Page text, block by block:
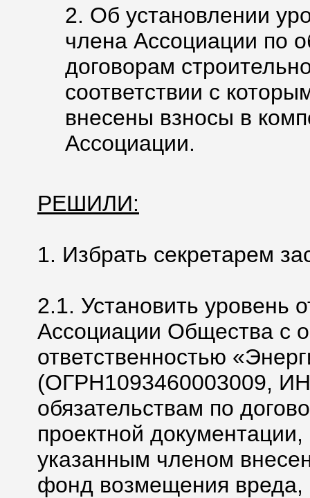
2. Об установлении
члена Ассоциации по
договорам
соответствии с
внесены взносы в
Ассоциации.
РЕШИЛИ:
1. Избрать секретарем
2.1. Установить уровень
Ассоциации Общества с
ответственностью
(ОГРН1093460003009,
обязательствам по
проектной
указанным членом
фонд возмещения вреда,